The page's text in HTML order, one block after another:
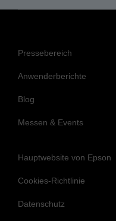
Pressebereich
Anwenderberichte
Blog
Messen & Events
Hauptwebsite von Epson
Cookies-Richtlinie
Datenschutz